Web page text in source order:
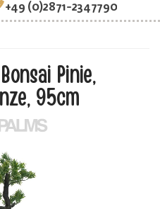
+49 (0)2871-2347790
Pinie,
95cm